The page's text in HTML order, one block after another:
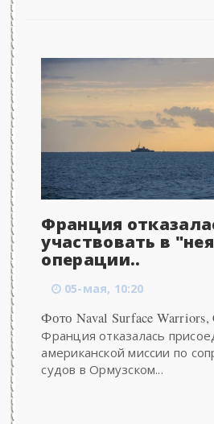
Франция
участвовать в
операции..
05-мая, 10:20
Фото Naval Surface Warriors,
Франция отказалась
американской миссии по
судов в Ормузском...